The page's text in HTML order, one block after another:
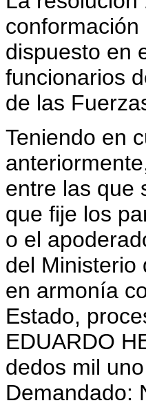
dispuesto en
funcionarios
de las
Teniendo en
entre las que
que fije los
o el
del Ministerio
en armonía
Estado,
EDUARDO
dedos mil
Demandado: